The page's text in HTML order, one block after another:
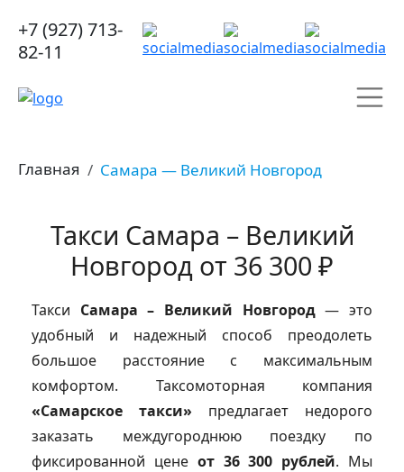
+7 (927) 713-
82-11
Главная Самара — Великий Новгород
Такси Самара – Великий
Новгород от 36 300 ₽
Такси Самара – Великий Новгород— это
удобный и надежный способ преодолеть
большое расстояние с максимальным
комфортом. Таксомоторная компания
«Самарское такси» предлагает недорого
заказать междугороднюю поездку по
фиксированной цене от 36 300 рублей. Мы